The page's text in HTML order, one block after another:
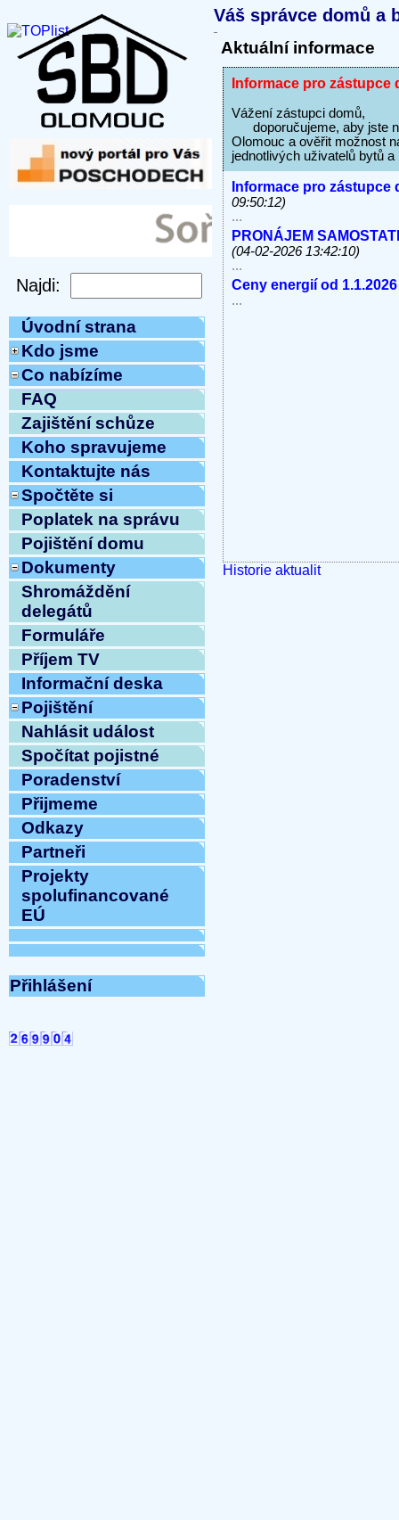
Úvodní strana
Kdo jsme
Co nabízíme
FAQ
Zajištění schůze
Koho spravujeme
Kontaktujte nás
Spočtěte si
Poplatek na správu
Pojištění domu
Dokumenty
Shromáždění
delegátů
Formuláře
Příjem TV
Informační deska
Pojištění
Nahlásit událost
Spočítat pojistné
Poradenství
Přijmeme
Odkazy
Partneři
Projekty
spolufinancované
EÚ
Přihlášení
Váš správce domů a
Aktuální informace
Informace pro
Vážení zástupci domů,
doporučujeme, aby jste
Olomouc a ověřit možnost
jednotlivých uživatelů bytů
Informace pro
09:50:12)
...
PRONÁJEM
(04-02-2026 13:42:10)
...
Ceny energií od 1.1.2026
...
Historie aktualit